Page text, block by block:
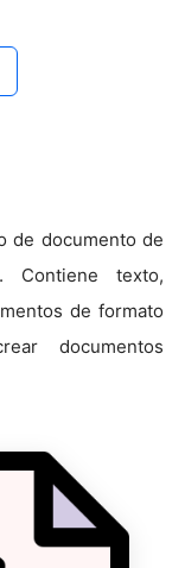
de documento de
Contiene texto,
de formato
documentos